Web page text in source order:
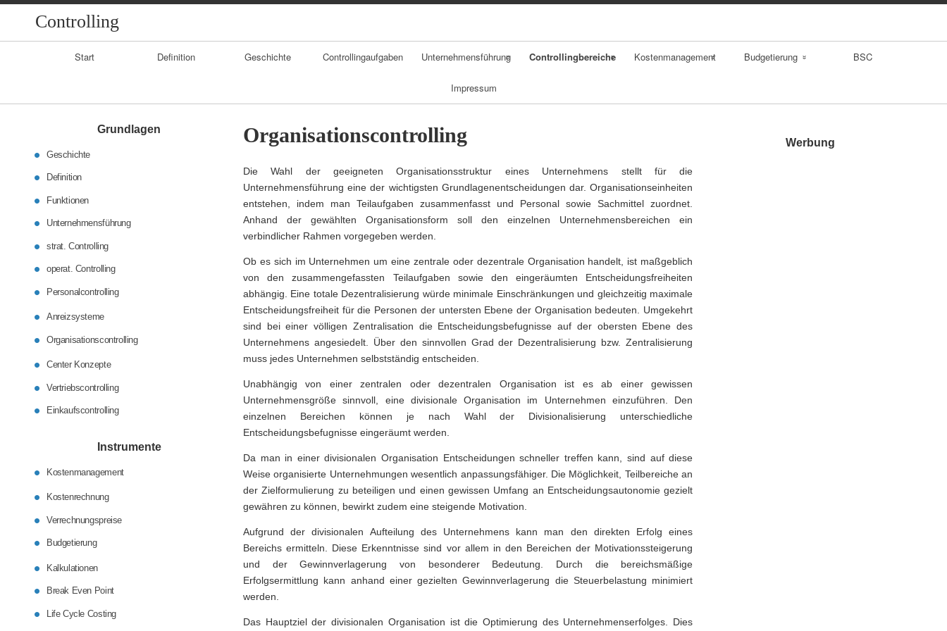
Controlling
Start Definition Geschichte Controllingaufgaben Unternehmensführung
strategisches
Controlling
operatives
Controllingbereiche
ntrolling
Personalcontrollin
g
Anreizsysteme
Beschaffungscontr
olling
Vertriebscontrollin
g
Investitionsrechnu
ng
Bilanzanalyse
Unternehmensanal
Kostenmanagement
Life Cycle Costing
Target Costing
Budgetierung BSC
Impressum
Organisationscontrolling
Die Wahl der geeigneten Organisationsstruktur eines Unternehmens stellt für die
Unternehmensführung eine der wichtigsten Grundlagenentscheidungen dar. Organisationseinheiten
entstehen, indem man Teilaufgaben zusammenfasst und Personal sowie Sachmittel zuordnet.
Anhand der gewählten Organisationsform soll den einzelnen Unternehmensbereichen ein
verbindlicher Rahmen vorgegeben werden.
Ob es sich im Unternehmen um eine zentrale oder dezentrale Organisation handelt, ist maßgeblich
von den zusammengefassten Teilaufgaben sowie den eingeräumten Entscheidungsfreiheiten
abhängig. Eine totale Dezentralisierung würde minimale Einschränkungen und gleichzeitig maximale
Entscheidungsfreiheit für die Personen der untersten Ebene der Organisation bedeuten. Umgekehrt
sind bei einer völligen Zentralisation die Entscheidungsbefugnisse auf der obersten Ebene des
Unternehmens angesiedelt. Über den sinnvollen Grad der Dezentralisierung bzw. Zentralisierung
muss jedes Unternehmen selbstständig entscheiden.
Unabhängig von einer zentralen oder dezentralen Organisation ist es ab einer gewissen
Unternehmensgröße sinnvoll, eine divisionale Organisation im Unternehmen einzuführen. Den
einzelnen Bereichen können je nach Wahl der Divisionalisierung unterschiedliche
Entscheidungsbefugnisse eingeräumt werden.
Da man in einer divisionalen Organisation Entscheidungen schneller treffen kann, sind auf diese
Weise organisierte Unternehmungen wesentlich anpassungsfähiger. Die Möglichkeit, Teilbereiche an
der Zielformulierung zu beteiligen und einen gewissen Umfang an Entscheidungsautonomie gezielt
gewähren zu können, bewirkt zudem eine steigende Motivation.
Aufgrund der divisionalen Aufteilung des Unternehmens kann man den direkten Erfolg eines
Bereichs ermitteln. Diese Erkenntnisse sind vor allem in den Bereichen der Motivationssteigerung
und der Gewinnverlagerung von besonderer Bedeutung. Durch die bereichsmäßige
Erfolgsermittlung kann anhand einer gezielten Gewinnverlagerung die Steuerbelastung minimiert
werden.
Das Hauptziel der divisionalen Organisation ist die Optimierung des Unternehmenserfolges. Dies
Werbung
Grundlagen
Geschichte
Definition
Funktionen
Unternehmensführung
strat. Controlling
operat. Controlling
Personalcontrolling
Anreizsysteme
Organisationscontrolling
Center Konzepte
Vertriebscontrolling
Einkaufscontrolling
Instrumente
Kostenmanagement
Kostenrechnung
Verrechnungspreise
Budgetierung
Kalkulationen
Break Even Point
Life Cycle Costing